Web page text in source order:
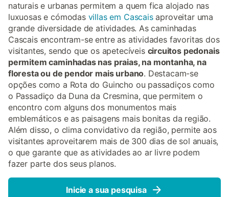
naturais e urbanas permitem a quem fica alojado nas
luxuosas e cómodas villas em Cascaisaproveitar uma
grande diversidade de atividades. As caminhadas
Cascais encontram-se entre as atividades favoritas dos
visitantes, sendo que os apetecíveis circuitos pedonais
permitem caminhadas nas praias, na montanha, na
floresta ou de pendor mais urbano. Destacam-se
opções como a Rota do Guincho ou passadiços como
o Passadiço da Duna da Cresmina, que permitem o
encontro com alguns dos monumentos mais
emblemáticos e as paisagens mais bonitas da região.
Além disso, o clima convidativo da região, permite aos
visitantes aproveitarem mais de 300 dias de sol anuais,
o que garante que as atividades ao ar livre podem
fazer parte dos seus planos.
Inicie a sua pesquisa